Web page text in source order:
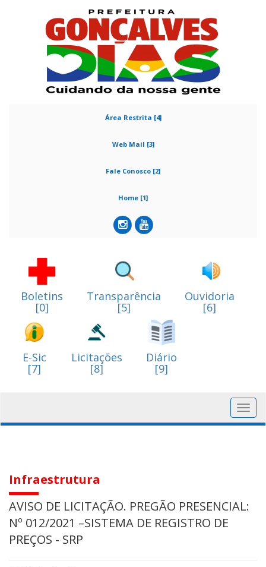
Área Restrita [4]
Web Mail [3]
Fale Conosco [2]
Home [1]
Boletins
[0]
Transparência
[5]
Ouvidoria
[6]
E-Sic
[7]
Licitações
[8]
Diário
[9]
Infraestrutura
AVISO DE LICITAÇÃO. PREGÃO PRESENCIAL:
Nº 012/2021 –SISTEMA DE REGISTRO DE
PREÇOS - SRP